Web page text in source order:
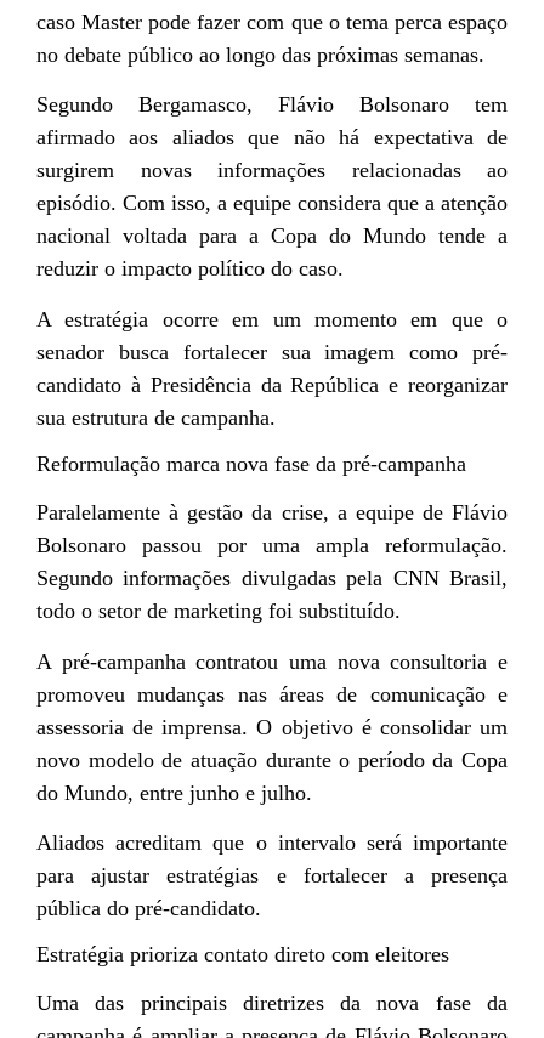
caso Master pode fazer com que o tema perca espaço
no debate público ao longo das próximas semanas.
Segundo Bergamasco, Flávio Bolsonaro tem
afirmado aos aliados que não há expectativa de
surgirem novas informações relacionadas ao
episódio. Com isso, a equipe considera que a atenção
nacional voltada para a Copa do Mundo tende a
reduzir o impacto político do caso.
A estratégia ocorre em um momento em que o
senador busca fortalecer sua imagem como pré-
candidato à Presidência da República e reorganizar
sua estrutura de campanha.
Reformulação marca nova fase da pré-campanha
Paralelamente à gestão da crise, a equipe de Flávio
Bolsonaro passou por uma ampla reformulação.
Segundo informações divulgadas pela CNN Brasil,
todo o setor de marketing foi substituído.
A pré-campanha contratou uma nova consultoria e
promoveu mudanças nas áreas de comunicação e
assessoria de imprensa. O objetivo é consolidar um
novo modelo de atuação durante o período da Copa
do Mundo, entre junho e julho.
Aliados acreditam que o intervalo será importante
para ajustar estratégias e fortalecer a presença
pública do pré-candidato.
Estratégia prioriza contato direto com eleitores
Uma das principais diretrizes da nova fase da